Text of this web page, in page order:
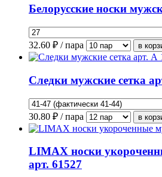
Белорусские носки
32.60 ₽ / пара
Следки мужские сетка
30.80 ₽ / пара
LIMAX носки
арт. 61527